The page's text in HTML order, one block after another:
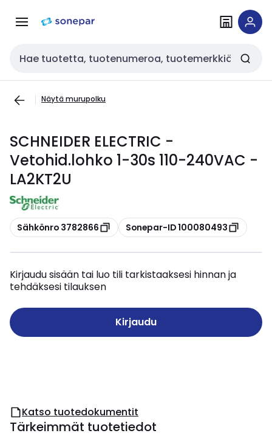
navigointiinsisältöön
Haku
Näytä murupolku
SCHNEIDER ELECTRIC -
Vetohid.lohko 1-30s 110-240VAC -
LA2KT2U
Kopioi
Sähkönro 3782866 Kopioi
Sonepar-ID 100080493
Kirjaudu sisään tai luo tili tarkistaaksesi hinnan ja
tehdäksesi tilauksen
Kirjaudu
Katso tuotedokumentit
Tärkeimmät tuotetiedot